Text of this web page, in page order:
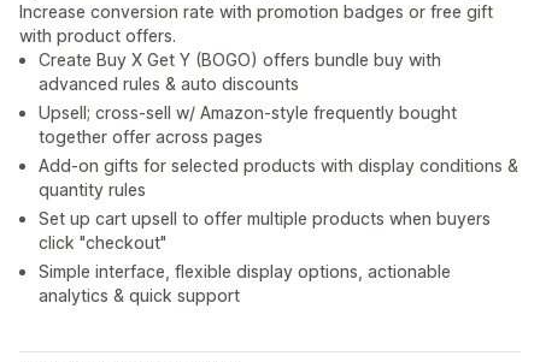
Increase conversion rate with promotion badges or free gift
with product offers.
Create Buy X Get Y (BOGO) offers bundle buy with
advanced rules & auto discounts
Upsell; cross-sell w/ Amazon-style frequently bought
together offer across pages
Add-on gifts for selected products with display conditions &
quantity rules
Set up cart upsell to offer multiple products when buyers
click "checkout"
Simple interface, flexible display options, actionable
analytics & quick support